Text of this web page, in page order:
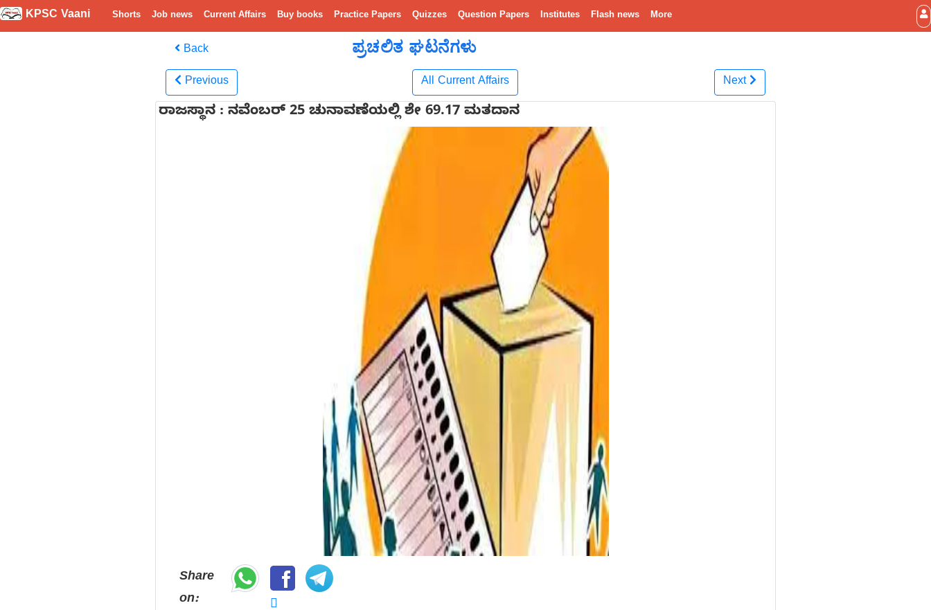
KPSC Vaani Shorts Job news Current Affairs Buy books Practice Papers Quizzes Question Papers Institutes Flash news More
Back ಪ್ರಚಲಿತ ಘಟನೆಗಳು
Previous All Current Affairs Next
ರಾಜಸ್ಥಾನ : ನವೆಂಬರ್ 25 ಚುನಾವಣೆಯಲ್ಲಿ ಶೇ 69.17 ಮತದಾನ
Share
on: